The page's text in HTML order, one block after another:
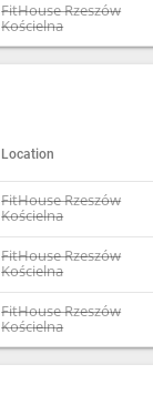
FitHouse Rzeszów
Kościelna
Location
FitHouse Rzeszów
Kościelna
FitHouse Rzeszów
Kościelna
FitHouse Rzeszów
Kościelna